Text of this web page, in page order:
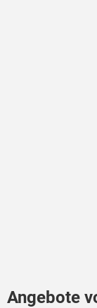
Angebote